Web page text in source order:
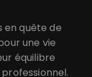
en quête de
une vie
équilibre